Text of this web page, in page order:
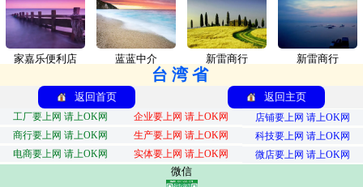
家嘉乐便利店 蓝蓝中介 新雷商行 新雷商行
台湾省
返回首页 返回主页
工厂要上网 请上OK网 企业要上网 请上OK网
店铺要上网 请上OK网
商行要上网 请上OK网
生产要上网 请上OK网
科技要上网 请上OK网
电商要上网 请上OK网
实体要上网 请上OK网 微店要上网 请上OK网
微信